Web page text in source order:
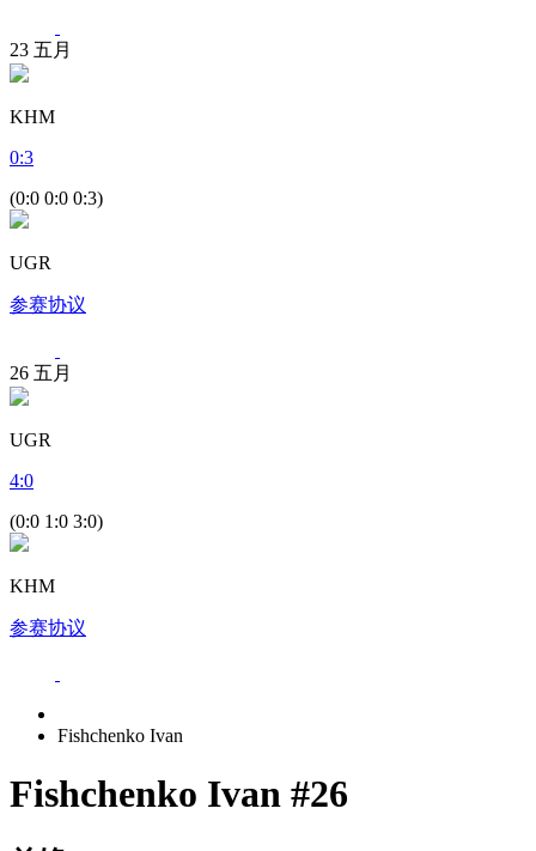
23 五月
KHM
0:3
(0:0 0:0 0:3)
UGR
参赛协议
26 五月
UGR
4:0
(0:0 1:0 3:0)
KHM
参赛协议
Fishchenko Ivan
Fishchenko Ivan #26